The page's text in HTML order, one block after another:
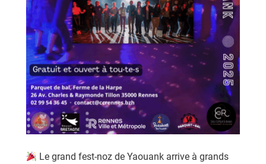
Le grand fest-noz de Yaouank arrive à grands